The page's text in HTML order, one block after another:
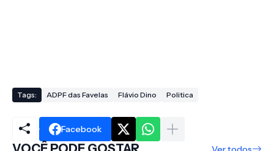
Tags: ADPF das Favelas Flávio Dino Politica
Facebook